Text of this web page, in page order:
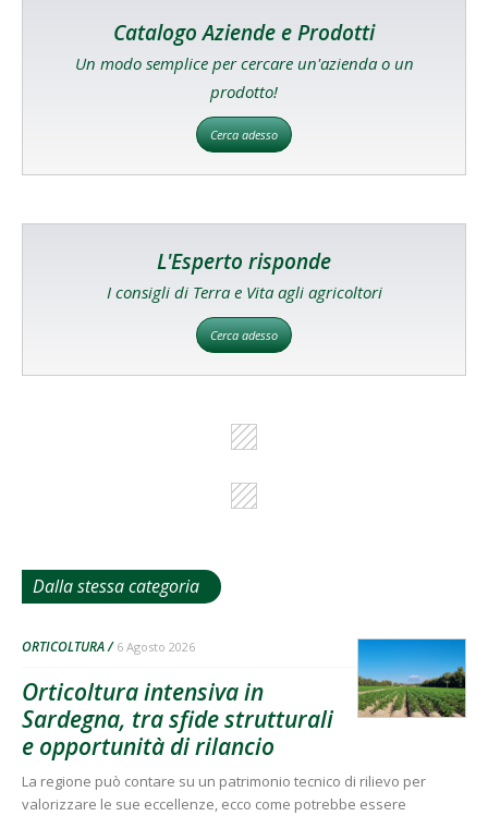
Catalogo Aziende e Prodotti
Un modo semplice per cercare un'azienda o un
prodotto!
Cerca adesso
L'Esperto risponde
I consigli di Terra e Vita agli agricoltori
Cerca adesso
Dalla stessa categoria
ORTICOLTURA 6 Agosto 2026
Orticoltura intensiva in
Sardegna, tra sfide strutturali
e opportunità di rilancio
La regione può contare su un patrimonio tecnico di rilievo per
valorizzare le sue eccellenze, ecco come potrebbe essere